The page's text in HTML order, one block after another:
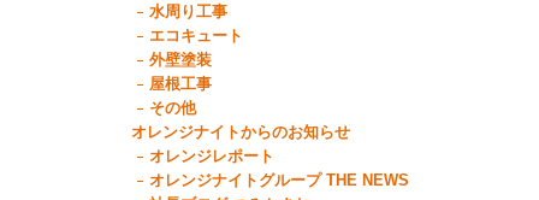
水周り工事
エコキュート
外壁塗装
屋根工事
その他
オレンジナイトからのお知らせ
オレンジレポート
オレンジナイトグループ THE NEWS